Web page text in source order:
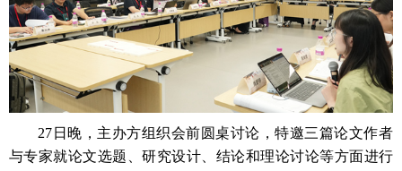
27 日晚，主办方组织会前圆桌讨论，特邀三篇论文作者
与专家就论文选题、研究设计、结论和理论讨论等方面进行